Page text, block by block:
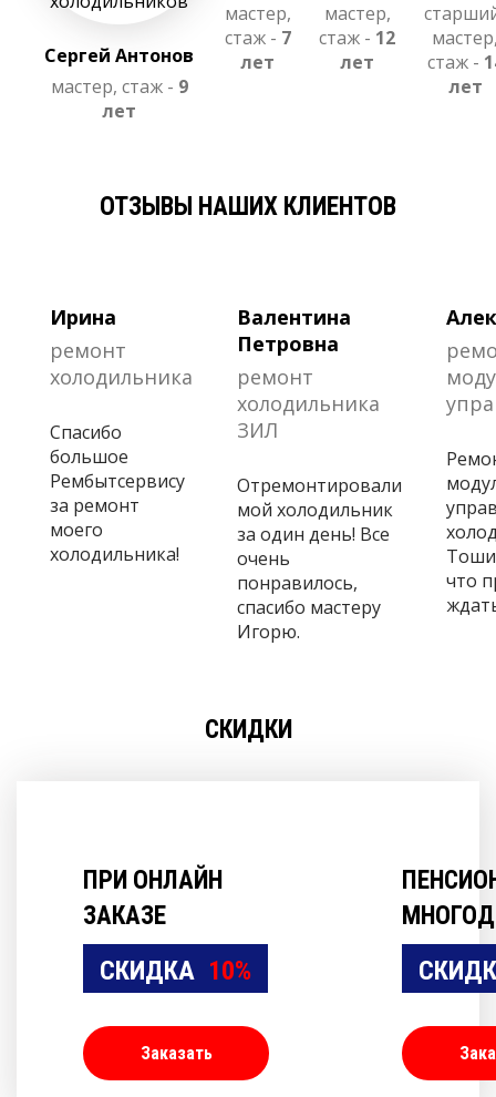
Сергей Антонов
мастер, стаж - 9
лет
мастер,
стаж - 7
лет
мастер,
стаж - 12
лет
стаж -
лет
ОТЗЫВЫ НАШИХ КЛИЕНТОВ
Ирина
ремонт
холодильника
Спасибо
большое
Рембытсервису
за ремонт
моего
холодильника!
Валентина
Петровна
ремонт
холодильника
ЗИЛ
Отремонтировали
мой холодильник
за один день! Все
очень
понравилось,
спасибо мастеру
Игорю.
что
СКИДКИ
ПРИ ОНЛАЙН
ЗАКАЗЕ
СКИДКА 10%
Заказать